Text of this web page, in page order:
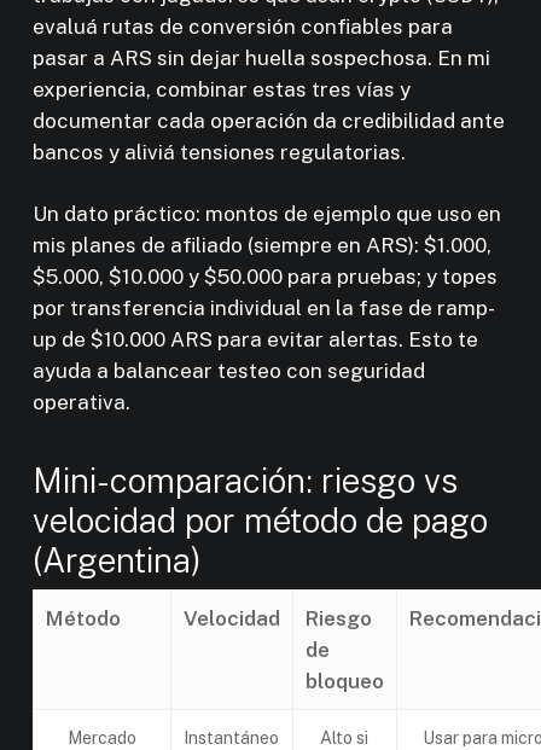
evaluá rutas de conversión confiables para
pasar a ARS sin dejar huella sospechosa. En mi
experiencia, combinar estas tres vías y
documentar cada operación da credibilidad ante
bancos y aliviá tensiones regulatorias.
Un dato práctico: montos de ejemplo que uso en
mis planes de afiliado (siempre en ARS): $1.000,
$5.000, $10.000 y $50.000 para pruebas; y topes
por transferencia individual en la fase de ramp-
up de $10.000 ARS para evitar alertas. Esto te
ayuda a balancear testeo con seguridad
operativa.
Mini-comparación: riesgo vs
velocidad por método de pago
(Argentina)
Método Velocidad
Riesgo
de
bloqueo
Mercado
Instantáneo
Alto si
Usar para